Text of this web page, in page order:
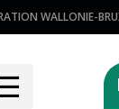
WALLONIE-